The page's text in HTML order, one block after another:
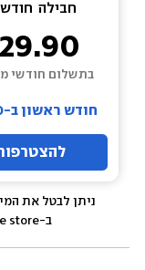
חבילה
29.90
בתשלום חודשי
חודש ראשון ב-₪5.90
ניתן לבטל את